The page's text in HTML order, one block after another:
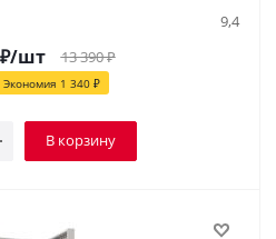
9,4
/шт 13 390₽
Экономия 1 340₽
В корзину